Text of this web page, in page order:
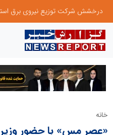
خانه
«عصر مس» با حضور